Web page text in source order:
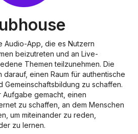
Audio-App, die es Nutzern
beizutreten und an Live-
Themen teilzunehmen. Die
einen Raum für authentische
Gemeinschaftsbildung zu schaffen.
Aufgabe gemacht, einen
zu schaffen, an dem Menschen
um miteinander zu reden,
zu lernen.